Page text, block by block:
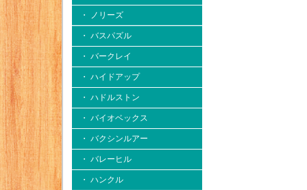
・ ノリーズ
・ バスパズル
・ バークレイ
・ ハイドアップ
・ ハドルストン
・ バイオベックス
・ バクシンルアー
・ バレーヒル
・ ハンクル